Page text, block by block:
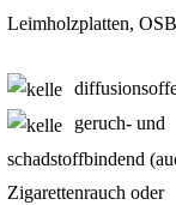
Leimholzplatten,
geruch- und
schadstoffbindend
Zigarettenrauch oder